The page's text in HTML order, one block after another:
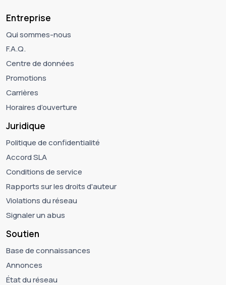
Entreprise
Qui sommes-nous
F.A.Q.
Centre de données
Promotions
Carrières
Horaires d’ouverture
Juridique
Politique de confidentialité
Accord SLA
Conditions de service
Rapports sur les droits d'auteur
Violations du réseau
Signaler un abus
Soutien
Base de connaissances
Annonces
État du réseau